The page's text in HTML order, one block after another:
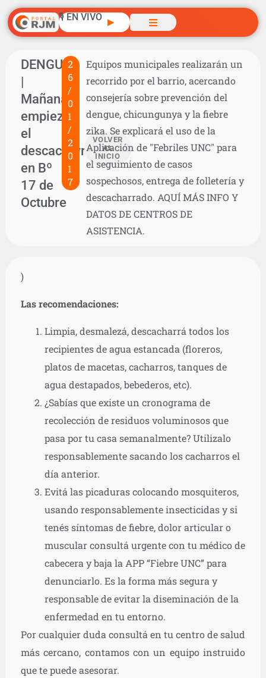
🎙️ EN VIVO ▶
DENGUE
|
Mañana
empieza
el
descacharrado
en Bº
17 de
Octubre
2
6
/
0
1
/
2
0
1
7
VOLVER
AL
INICIO
Equipos municipales realizarán un
recorrido por el barrio, acercando
consejería sobre prevención del
dengue, chicungunya y la fiebre
zika. Se explicará el uso de la
Aplicación de "Febriles UNC" para
el seguimiento de casos
sospechosos, entrega de folletería y
descacharrado. AQUÍ MÁS INFO Y
DATOS DE CENTROS DE
ASISTENCIA.
)
Las recomendaciones:
Limpia, desmalezá, descacharrá todos los
recipientes de agua estancada (floreros,
platos de macetas, cacharros, tanques de
agua destapados, bebederos, etc).
¿Sabías que existe un cronograma de
recolección de residuos voluminosos que
pasa por tu casa semanalmente? Utilizalo
responsablemente sacando los cacharros el
día anterior.
Evitá las picaduras colocando mosquiteros,
usando responsablemente insecticidas y si
tenés síntomas de fiebre, dolor articular o
muscular consultá urgente con tu médico de
cabecera y baja la APP “Fiebre UNC” para
denunciarlo. Es la forma más segura y
responsable de evitar la diseminación de la
enfermedad en tu entorno.
Por cualquier duda consultá en tu centro de salud
más cercano, contamos con un equipo instruido
que te puede asesorar.